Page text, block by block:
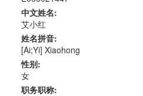
中文姓名:
艾小红
姓名拼音:
[Ai;Yi] Xiaohong
性别:
女
职务职称: